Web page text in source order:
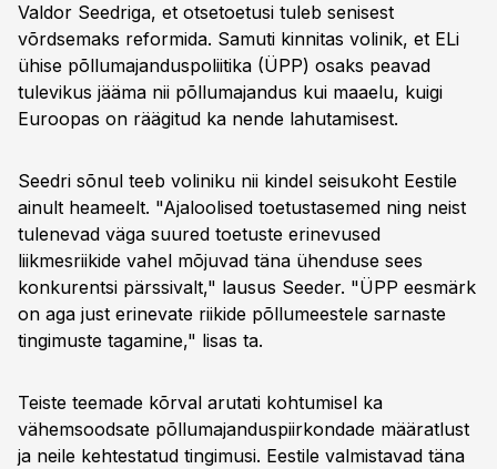
Valdor Seedriga, et otsetoetusi tuleb senisest
võrdsemaks reformida. Samuti kinnitas volinik, et ELi
ühise põllumajanduspoliitika (ÜPP) osaks peavad
tulevikus jääma nii põllumajandus kui maaelu, kuigi
Euroopas on räägitud ka nende lahutamisest.
Seedri sõnul teeb voliniku nii kindel seisukoht Eestile
ainult heameelt. "Ajaloolised toetustasemed ning neist
tulenevad väga suured toetuste erinevused
liikmesriikide vahel mõjuvad täna ühenduse sees
konkurentsi pärssivalt," lausus Seeder. "ÜPP eesmärk
on aga just erinevate riikide põllumeestele sarnaste
tingimuste tagamine," lisas ta.
Teiste teemade kõrval arutati kohtumisel ka
vähemsoodsate põllumajanduspiirkondade määratlust
ja neile kehtestatud tingimusi. Eestile valmistavad täna